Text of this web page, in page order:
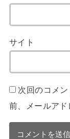
サイト
次回のコメ
前、メールアド